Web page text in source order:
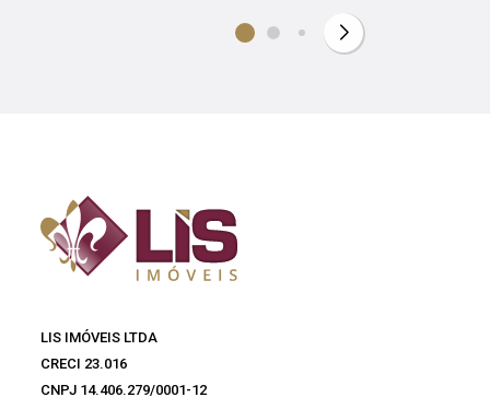
LIS IMÓVEIS LTDA
CRECI 23.016
CNPJ 14.406.279/0001-12